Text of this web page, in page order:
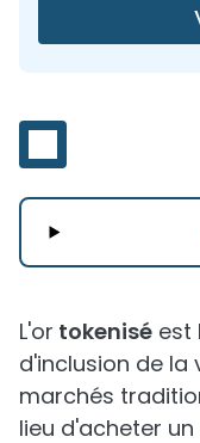
L'or tokenisé est
d'inclusion de la
marchés
lieu d'acheter